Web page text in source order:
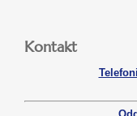
Kontakt